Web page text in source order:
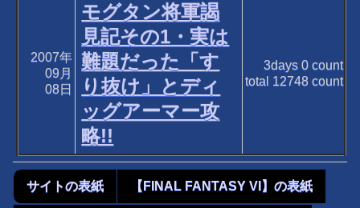
2007年
09月
08日
モグタン将軍謁
見記その1・実は
難題だった「す
り抜け」とディ
ッグアーマー攻
略!!
3days 0count
total 12748count
サイトの表紙 【FINAL FANTASY VI】の表紙